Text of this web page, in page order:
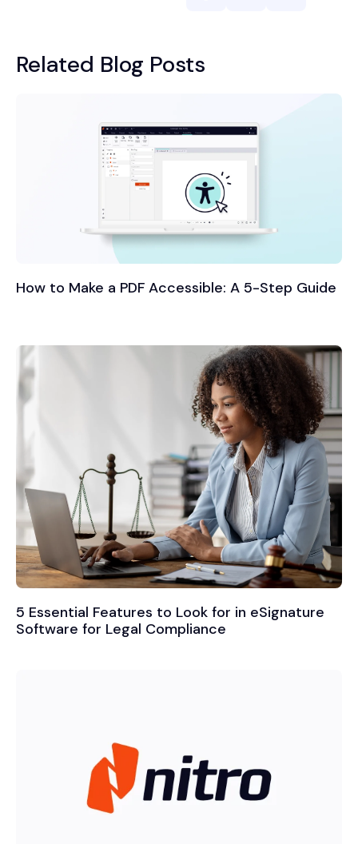
Related Blog Posts
How to Make a PDF Accessible: A 5-Step Guide
5 Essential Features to Look for in eSignature
Software for Legal Compliance